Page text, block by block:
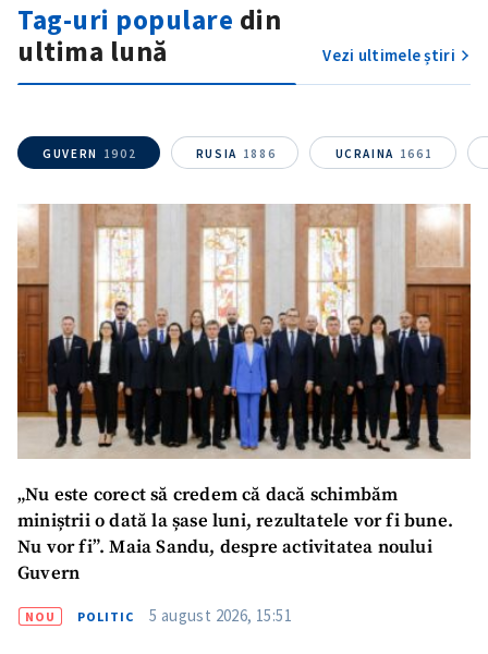
Tag-uri populare din
ultima lună
Vezi ultimele știri
GUVERN 1902 RUSIA 1886 UCRAINA 1661
„Nu este corect să credem că dacă schimbăm
miniștrii o dată la șase luni, rezultatele vor fi bune.
Nu vor fi”. Maia Sandu, despre activitatea noului
Guvern
NOU POLITIC 5 august 2026, 15:51
Titlu știre+ Adaugă titlu
Fotografie
+ Încarcă imagine
Link media+ Link media
Mesajul știrei
CONTACT SURSĂ
Sursă anonimă
Nume+ Numele meu